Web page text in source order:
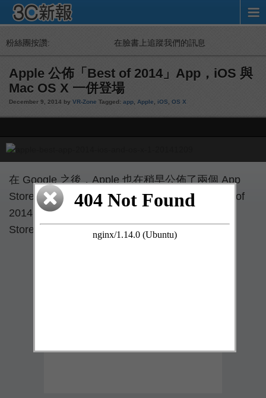
粉絲團按讚: 在臉書上追蹤我們的訊息
Apple 公佈「Best of 2014」App，iOS 與
Mac OS X 一併登場
December 9, 2014 by VR-Zone Tagged: app Apple iOS OS X
在 Google 之後，Apple 也在稍早公佈了兩個 App
Store 的 Best of 2014。這次 Apple 公佈的 Best of
2014 App 中，涵蓋 Mac OS X 以及 iOS 的 App
Store 所提供的 App。